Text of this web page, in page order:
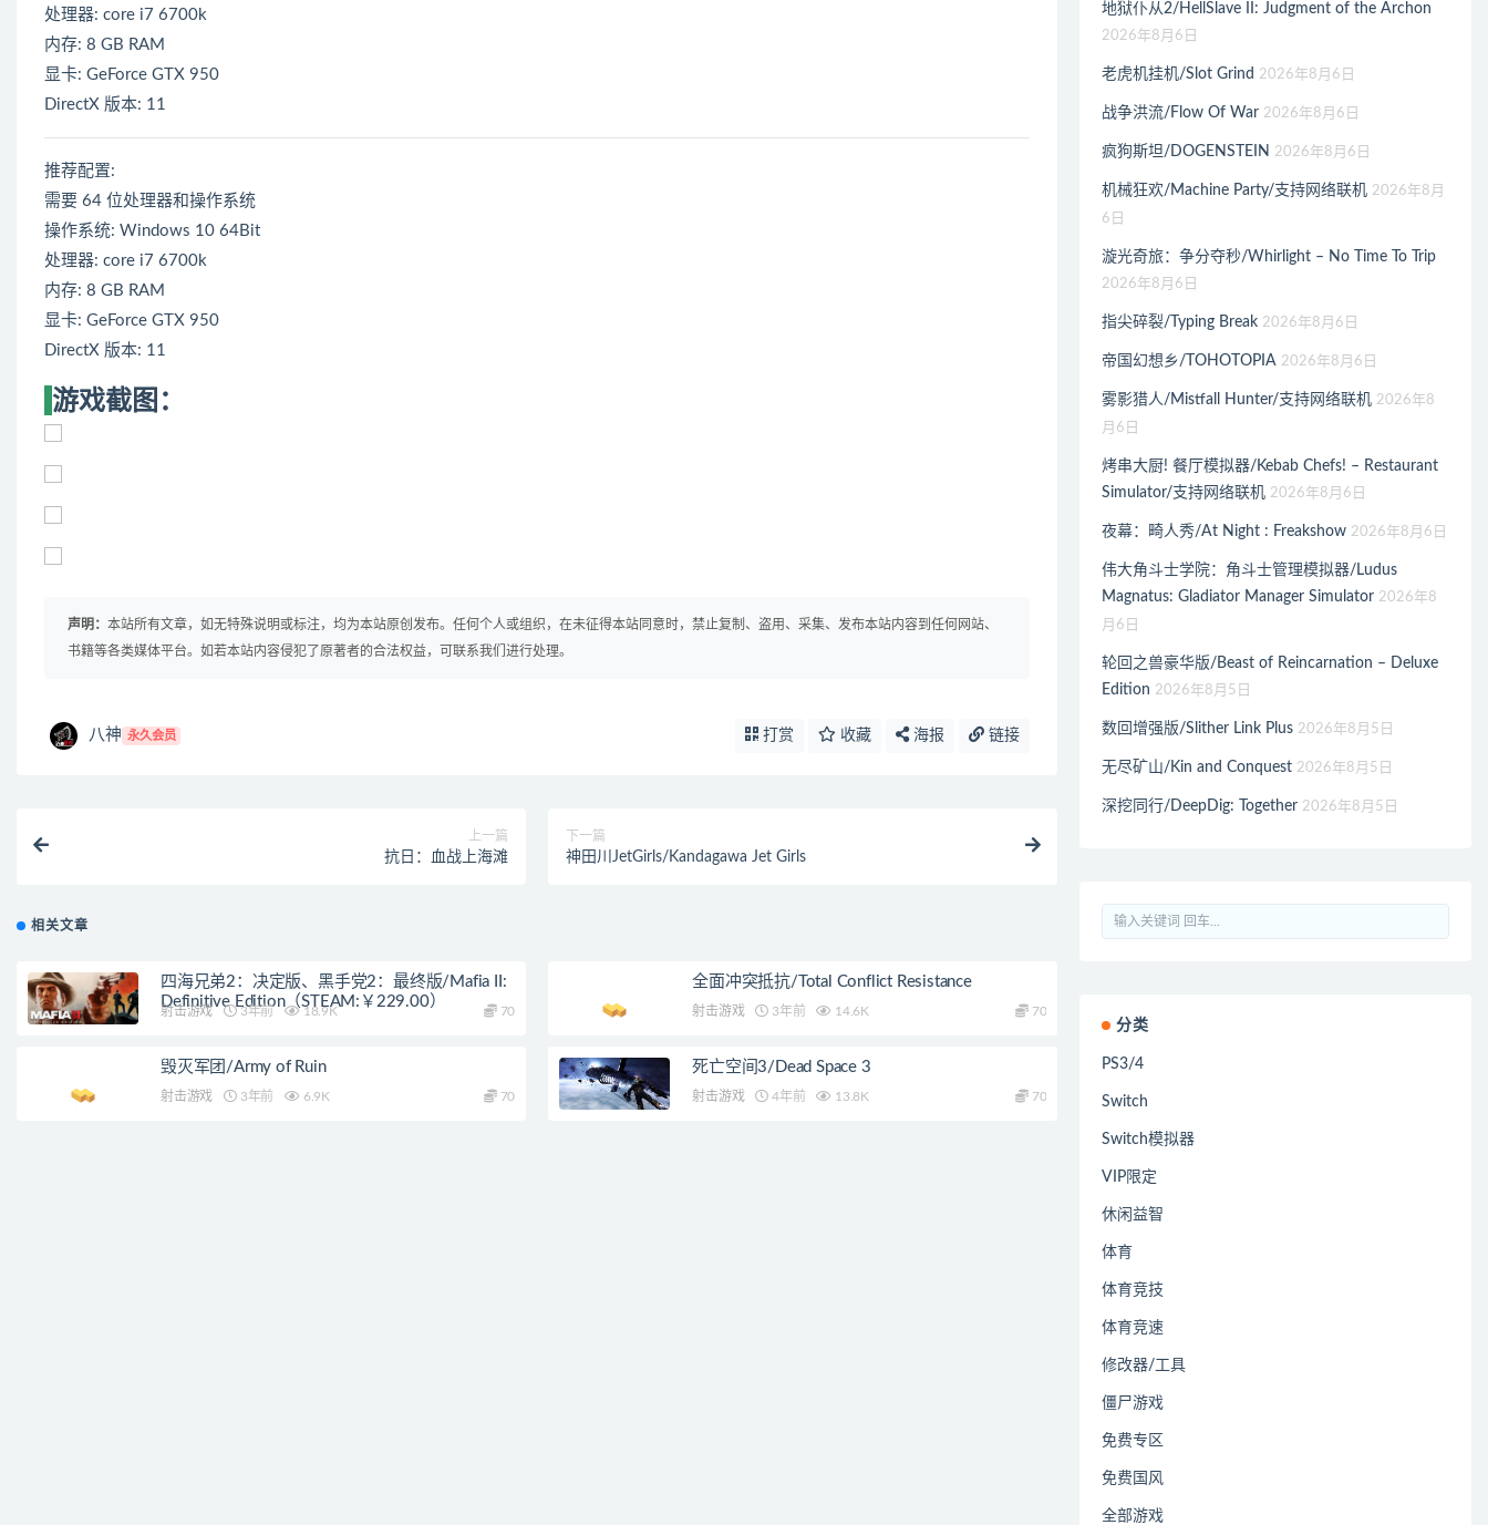
处理器: core i7 6700k
内存: 8 GB RAM
显卡: GeForce GTX 950
DirectX 版本: 11
推荐配置:
需要 64 位处理器和操作系统
操作系统: Windows 10 64Bit
处理器: core i7 6700k
内存: 8 GB RAM
显卡: GeForce GTX 950
DirectX 版本: 11
游戏截图：
声明： 本站所有文章，如无特殊说明或标注，均为本站原创发布。任何个人或组织，在未征得本站同意时，禁止复制、盗用、采集、发布本站内容到任何网站、
书籍等各类媒体平台。如若本站内容侵犯了原著者的合法权益，可联系我们进行处理。
八神 永久会员 打赏 收藏 海报 链接
上一篇
抗日：血战上海滩
下一篇
神田川JetGirls/Kandagawa Jet Girls
相关文章
四海兄弟2：决定版、黑手党2：最终版/Mafia II:
Definitive Edition（STEAM:￥229.00）
射击游戏 3年前 18.9K 70
全面冲突抵抗/Total Conflict Resistance
射击游戏 3年前 14.6K 70
毁灭军团/Army of Ruin
射击游戏 3年前 6.9K 70
死亡空间3/Dead Space 3
射击游戏 4年前 13.8K 70
地狱仆从2/HellSlave II: Judgment of the Archon
2026年8月6日
老虎机挂机/Slot Grind 2026年8月6日
战争洪流/Flow Of War 2026年8月6日
疯狗斯坦/DOGENSTEIN 2026年8月6日
机械狂欢/Machine Party/支持网络联机 2026年8月
6日
漩光奇旅：争分夺秒/Whirlight – No Time To Trip
2026年8月6日
指尖碎裂/Typing Break 2026年8月6日
帝国幻想乡/TOHOTOPIA 2026年8月6日
雾影猎人/Mistfall Hunter/支持网络联机 2026年8
月6日
烤串大厨! 餐厅模拟器/Kebab Chefs! – Restaurant
Simulator/支持网络联机 2026年8月6日
夜幕：畸人秀/At Night : Freakshow 2026年8月6日
伟大角斗士学院：角斗士管理模拟器/Ludus
Magnatus: Gladiator Manager Simulator 2026年8
月6日
轮回之兽豪华版/Beast of Reincarnation – Deluxe
Edition 2026年8月5日
数回增强版/Slither Link Plus 2026年8月5日
无尽矿山/Kin and Conquest 2026年8月5日
深挖同行/DeepDig: Together 2026年8月5日
分类
PS3/4
Switch
Switch模拟器
VIP限定
休闲益智
体育
体育竞技
体育竞速
修改器/工具
僵尸游戏
免费专区
免费国风
全部游戏